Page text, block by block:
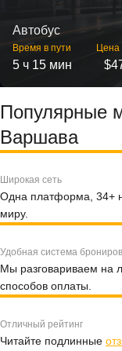
Автобус
Время в пути
5 ч 15 мин
Цена
Популярные
Варшава
Широкая сеть
Одна платформа, 34+
миру.
Удобная система
Мы разговариваем на
способов оплаты.
Отличный рейтинг
Читайте подлинные